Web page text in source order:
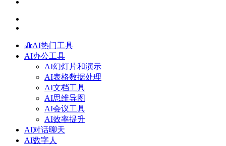
AI热门工具
AI办公工具
AI幻灯片和演示
AI表格数据处理
AI文档工具
AI思维导图
AI会议工具
AI效率提升
AI对话聊天
AI数字人